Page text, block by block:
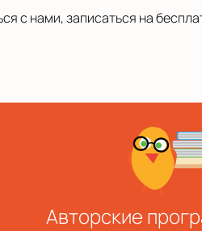
с нами, записаться на
Авторские